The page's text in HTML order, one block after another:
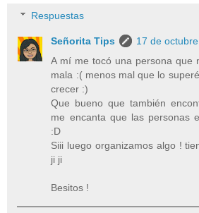
Respuestas
Señorita Tips
17 de
A mí me tocó una persona que
mala :( menos mal que lo
crecer :)
Que bueno que también
me encanta que las personas
:D
Siii luego organizamos algo !
ji ji
Besitos !